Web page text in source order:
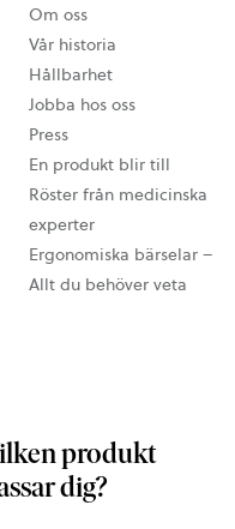
Om oss
Vår historia
Hållbarhet
Jobba hos oss
Press
En produkt blir till
Röster från medicinska
experter
Ergonomiska bärselar –
Allt du behöver veta
produkt
dig?